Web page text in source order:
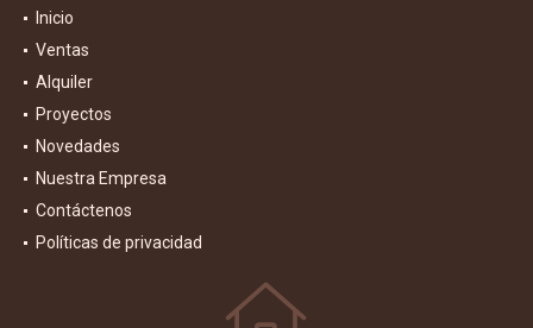
Inicio
Ventas
Alquiler
Proyectos
Novedades
Nuestra Empresa
Contáctenos
Políticas de privacidad